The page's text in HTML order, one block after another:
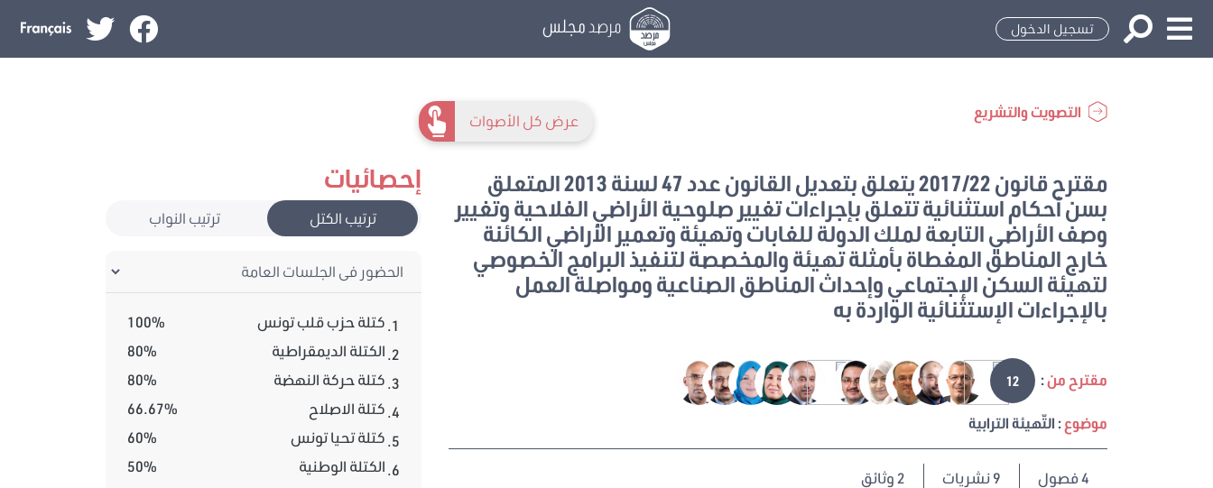
تسجيل الدخول مرصد مجلس
التصويت والتشريع عرض كل الأصوات
إحصائيات
ترتيب الكتل ترتيب النواب
1. كتلة حزب قلب تونس
100%
2. الكتلة الديمقراطية
80%
3. كتلة حركة النهضة
80%
4. كتلة الاصلاح
66.67%
5. كتلة تحيا تونس
60%
6. الكتلة الوطنية 50%
مقترح قانون 2017/22 يتعلق بتعديل القانون عدد 47 لسنة 2013 المتعلق
بسن أحكام استثنائية تتعلق بإجراءات تغيير صلوحية الأراضي الفلاحية وتغيير
وصف الأراضي التابعة لملك الدولة للغابات وتهيئة وتعمير الأراضي الكائنة
خارج المناطق المغطاة بأمثلة تهيئة والمخصصة لتنفيذ البرامج الخصوصي
لتهيئة السكن الإجتماعي وإحداث المناطق الصناعية ومواصلة العمل
بالإجراءات الإستثنائية الواردة به
مقترح من:
12
موضوع: التّهيئة الترابية
4فصول 9 نشريات 2 وثائق